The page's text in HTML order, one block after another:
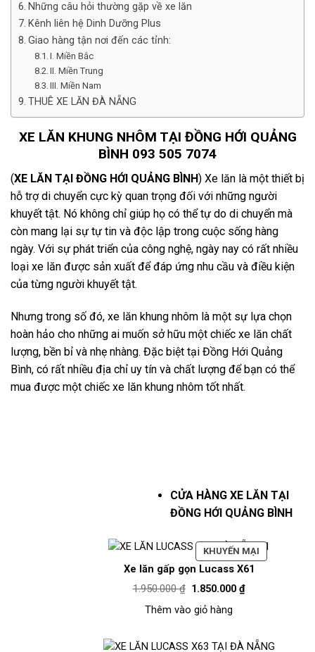
Những câu hỏi thường gặp về xe lăn
Kênh liên hệ Dinh Dưỡng Plus
Giao hàng tận nơi đến các tỉnh:
I. Miền Bắc
II. Miền Trung
III. Miền Nam
THUÊ XE LĂN ĐÀ NẴNG
XE LĂN KHUNG NHÔM TẠI ĐỒNG HỚI QUẢNG
BÌNH 093 505 7074
(XE LĂN TẠI ĐỒNG HỚI QUẢNG BÌNH) Xe lăn là một thiết bị
hỗ trợ di chuyển cực kỳ quan trọng đối với những người
khuyết tật. Nó không chỉ giúp họ có thể tự do di chuyển mà
còn mang lại sự tự tin và độc lập trong cuộc sống hàng
ngày. Với sự phát triển của công nghệ, ngày nay có rất nhiều
loại xe lăn được sản xuất để đáp ứng nhu cầu và điều kiện
của từng người khuyết tật.
Nhưng trong số đó, xe lăn khung nhôm là một sự lựa chọn
hoàn hảo cho những ai muốn sở hữu một chiếc xe lăn chất
lượng, bền bỉ và nhẹ nhàng. Đặc biệt tại Đồng Hới Quảng
Bình, có rất nhiều địa chỉ uy tín và chất lượng để bạn có thể
mua được một chiếc xe lăn khung nhôm tốt nhất.
CỬA HÀNGXE LĂN TẠI
ĐỒNG HỚI QUẢNG BÌNH
KHUYẾN MẠI SẢN
PHẨM
Xe lăn gấp gọn Lucass X61
1.950.000₫ Giá
là:
1.950.000 ₫.
1.850.000 ₫Giá
Thêm vào giỏ hàng